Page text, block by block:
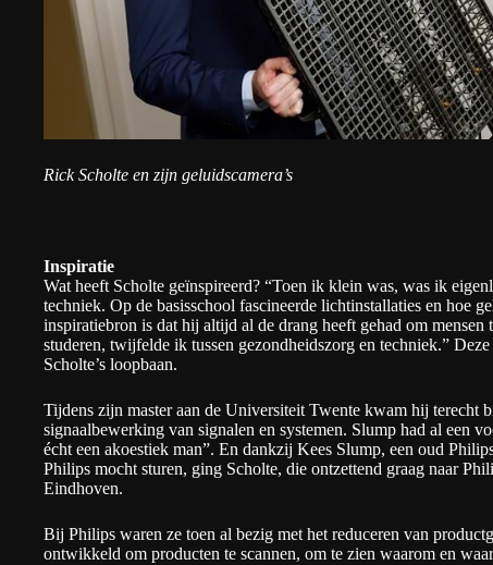
Rick Scholte en zijn geluidscamera’s
Inspiratie
Wat heeft Scholte geïnspireerd? “Toen ik klein was, was ik
techniek. Op de basisschool fascineerde lichtinstallaties en hoe
inspiratiebron is dat hij altijd al de drang heeft gehad om
studeren, twijfelde ik tussen gezondheidszorg en techniek.”
Scholte’s loopbaan.
Tijdens zijn master aan de Universiteit Twente kwam hij terecht
signaalbewerking van signalen en systemen. Slump had al een
écht een akoestiek man”. En dankzij Kees Slump, een oud
Philips mocht sturen, ging Scholte, die ontzettend graag naar
Eindhoven.
Bij Philips waren ze toen al bezig met het reduceren van
ontwikkeld om producten te scannen, om te zien waarom en